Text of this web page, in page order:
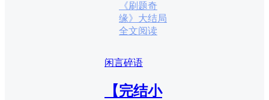
《刷题奇
缘》大结局
全文阅读
闲言碎语
【完结小